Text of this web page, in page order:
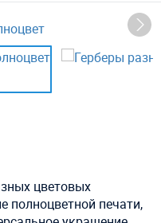
цветовых
полноцветной печати,